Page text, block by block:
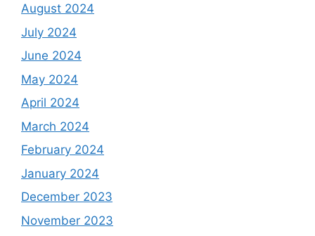
August 2024
July 2024
June 2024
May 2024
April 2024
March 2024
February 2024
January 2024
December 2023
November 2023